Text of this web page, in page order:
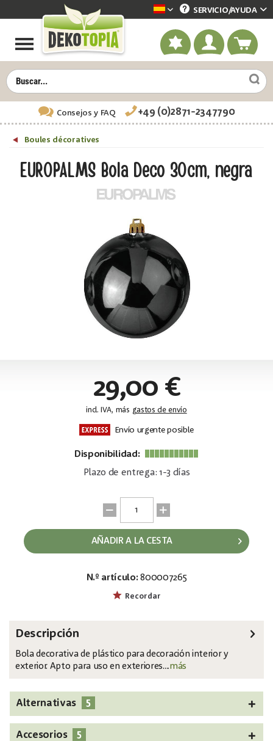
Dekotopia spanisch
SERVICIO/AYUDA
Consejos y FAQ +49 (0)2871-2347790
Boules décoratives
EUROPALMS Bola Deco 30cm, negra
29,00 €
incl. IVA, más gastos de envío
Envío urgente posible
Disponibilidad:
Plazo de entrega: 1-3 días
AÑADIR A LA CESTA
N.º artículo: 800007265
Recordar
Descripción
Bola decorativa de plástico para decoración interior y
exterior. Apto para uso en exteriores....más
Alternativas 5
Accesorios 5